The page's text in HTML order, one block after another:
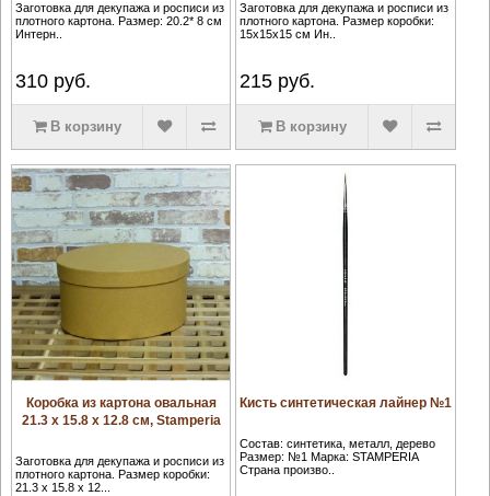
Заготовка для декупажа и росписи из
плотного картона. Размер: 20.2* 8 см
Интерн..
310руб.
В корзину
Заготовка для декупажа и росписи из
плотного картона. Размер коробки:
15х15х15 см Ин..
215 руб.
В корзину
Коробка из картона овальная
21.3 х 15.8 х 12.8 см, Stamperia
Заготовка для декупажа и росписи из
плотного картона. Размер коробки:
21.3 х 15.8 х 12...
Кисть синтетическая лайнер №1
Состав: синтетика, металл, дерево
Размер: №1 Марка: STAMPERIA
Страна произво..